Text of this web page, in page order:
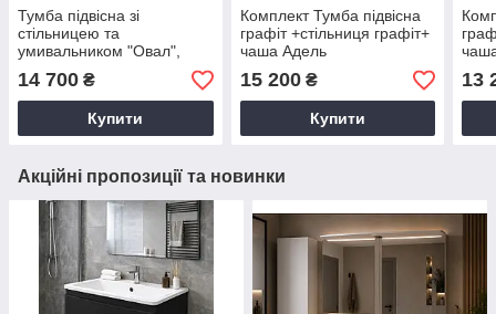
Тумба підвісна зі
стільницею та
умивальником "Овал",
різні розміри
14 700 ₴
Купити
Комплект Тумба підвісна
графіт +стільниця графіт+
чаша Адель
15 200₴
Купити
13
Акційні пропозиції та новинки